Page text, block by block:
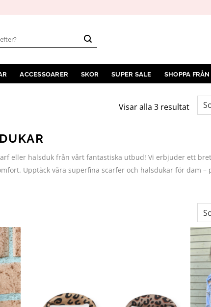
ACCESSOARER SKOR SUPER SALE SHOPPA
Visar alla 3 resultat
eller halsduk från vårt fantastiska utbud! Vi erbjuder ett
Upptäck våra superfina scarfer och halsdukar för dam